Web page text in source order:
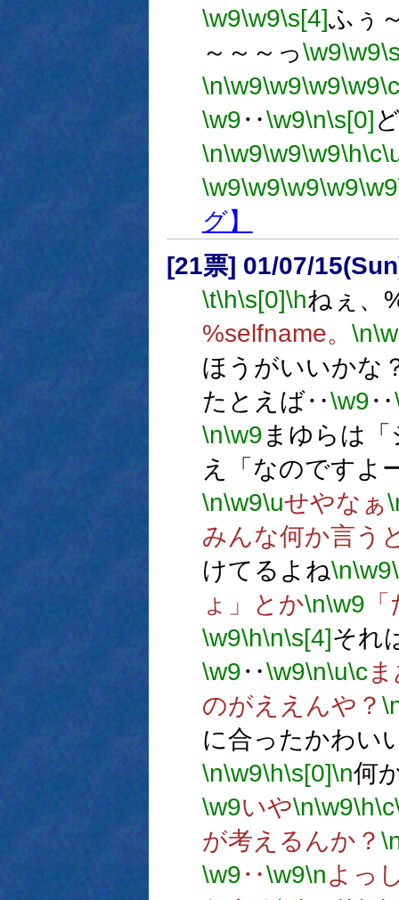
\w9\w9\s[4]ふぅ
～～～っ\w9\w9
\n\w9\w9\w9\w9\c
\w9‥\w9\n\s[0]
\n\w9\w9\w9\h\c
\w9\w9\w9\w9\w9
グ】
[21票] 01/07/
\t\h\s[0]\hねぇ、
%selfname。 \n
ほうがいいかな
たとえば‥\w9‥
\n\w9まゆらは
え「なのですよ
\n\w9\uせやなぁ
みんな何か言う
けてるよね\n\w9
ょ」とか\n\w9
\w9\h\n\s[4]それ
\w9‥\w9\n\u\cま
のがええんや？
に合ったかわい
\n\w9\h\s[0]\n何
\w9いや\n\w9\h\c
が考えるんか？
\w9‥\w9\nよっ